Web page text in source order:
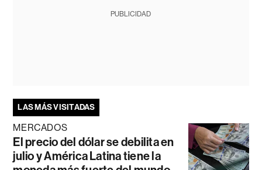
PUBLICIDAD
LAS MÁS VISITADAS
MERCADOS
El precio del dólar se debilita en
julio y América Latina tiene la